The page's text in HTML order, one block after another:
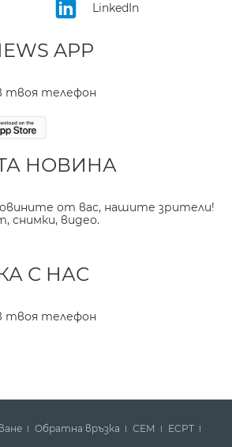
LinkedIn
APP
твоя телефон
НОВИНА
от вас, нашите зрители!
видео.
С НАС
твоя телефон
Обратна връзка СЕМ
ECPT